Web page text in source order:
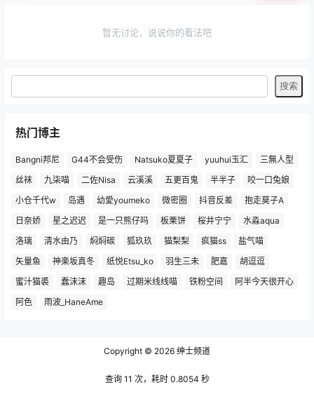
暂无讨论，说说你的看法吧
热门博主
Bangni邦尼 G44不会受伤 Natsuko夏夏子 yuuhui玉汇
三無人型
丝袜
九柒喵 二佐Nisa 云溪溪 五更百鬼 半半子
咬一口兔娘
小仓千代w
岛遇 幼愛youmeko 微密圈 抖音反差
抱走莫子A
日奈娇
星之迟迟 是一只熊仔吗 板栗饼 桜井宁宁
水淼aqua
洛璃
清水由乃 焖焖碳 狐玖玖 猫梨梨 疯猫ss
盐气喵
矢量鱼
神楽坂真冬 纸悦Etsu_ko 羽生三未 肥嘉
胡逗逗
蜜汁猫裘
蠢沫沫 趣岛 过期米线线喵 铁粉空间
阿半今天很开心
阿色
雨波_HaneAme
Copyright © 2026 绅士频道
查询 11 次，耗时 0.8054 秒